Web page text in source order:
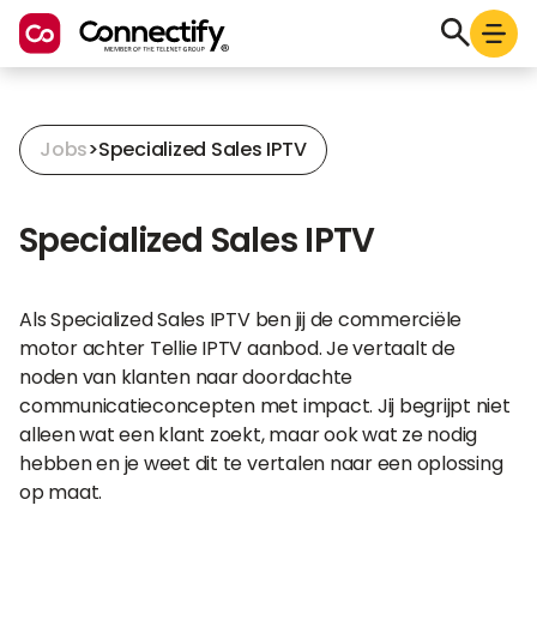
Jobs>Specialized Sales IPTV
Specialized Sales IPTV
Als Specialized Sales IPTV ben jij de commerciële
motor achter Tellie IPTV aanbod. Je vertaalt de
noden van klanten naar doordachte
communicatieconcepten met impact. Jij begrijpt niet
alleen wat een klant zoekt, maar ook wat ze nodig
hebben en je weet dit te vertalen naar een oplossing
op maat.